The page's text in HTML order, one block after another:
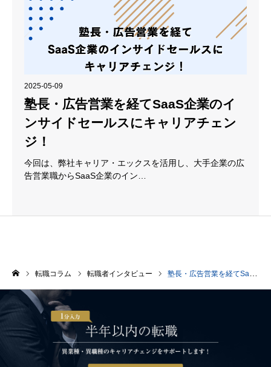
2025-05-09
塾長・広告営業を経てSaaS企業のイ
ンサイドセールスにキャリアチェン
ジ！
今回は、弊社キャリア・エックスを活用し、大手企業の広
告営業職からSaaS企業のイン…
転職コラム 転職者インタビュー 塾長・広告営業を経てSaaS企業のインサイドセールスにキャリアチェンジ！